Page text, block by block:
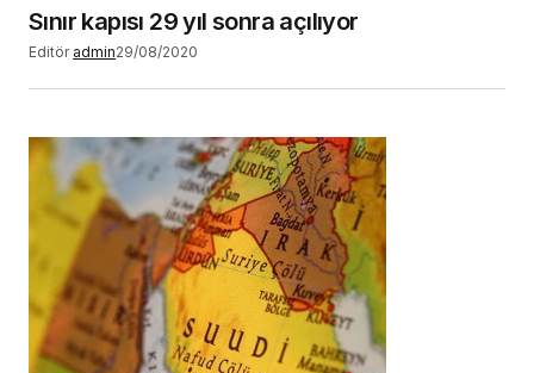
Sınır kapısı 29 yıl sonra açılıyor
Editör admin29/08/2020